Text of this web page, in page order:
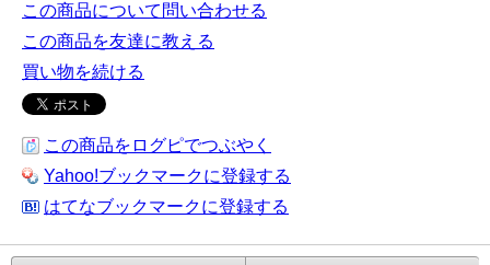
この商品について問い合わせる
この商品を友達に教える
買い物を続ける
この商品をログピでつぶやく
Yahoo!ブックマークに登録する
はてなブックマークに登録する